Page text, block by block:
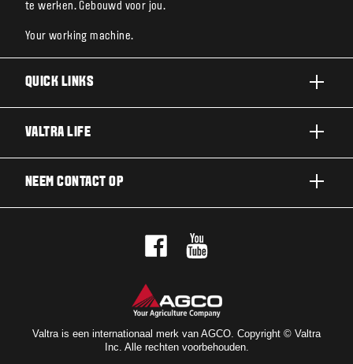
te werken. Gebouwd voor jou.
Your working machine.
QUICK LINKS
N SERIE
VALTRA UNLIMITED
VALTRA LIFE
VALTRA SHOP
NEEM CONTACT OP
Valtra is een internationaal merk van AGCO. Copyright © Valtra
Inc. Alle rechten voorbehouden.